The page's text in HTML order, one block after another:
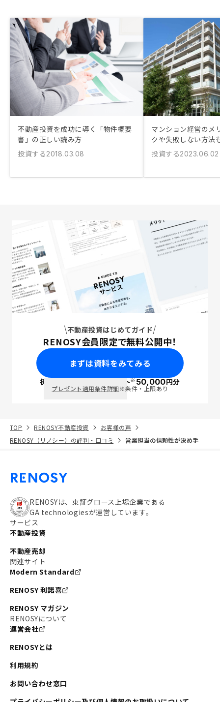
不動産投資を成功に導く「物件概要
書」の正しい読み方
投資する2018.03.08
マンション経営のメ
クや失敗しない方法
投資する2023.06.02
不動産投資はじめてガイド
RENOSY会員限定で無料公開中！
まずは資料をみてみる
初回面談で ポイント※50,000円分
プレゼント適用条件詳細※条件・上限あり
TOP RENOSY不動産投資
お客様の声
RENOSY（リノシー）の評判・口コミ
営業担当の信頼性が決め手
RENOSYは、東証グロース上場企業である
GA technologiesが運営しています。
サービス
不動産投資
不動産売却
関連サイト
Modern Standard
RENOSY 利諾喜
RENOSY マガジン
RENOSYについて
運営会社
RENOSYとは
利用規約
お問い合わせ窓口